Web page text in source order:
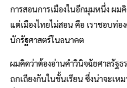
การสอนการเมืองในอีกมุมหนึ่ง ผม
แต่เมืองไทยไม่สอน คือ เราชอบท่
นักรัฐศาสตร์ในอนาคต
ผมคิดว่าต้องอ่านคำวินิจฉัยศาลรัฐธ
ถกเถียงกันในชั้นเรียน ซึ่งน่าจะเห